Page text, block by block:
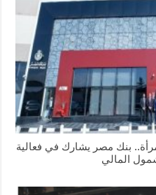
بنك مصر يشارك في فعالية
المالي